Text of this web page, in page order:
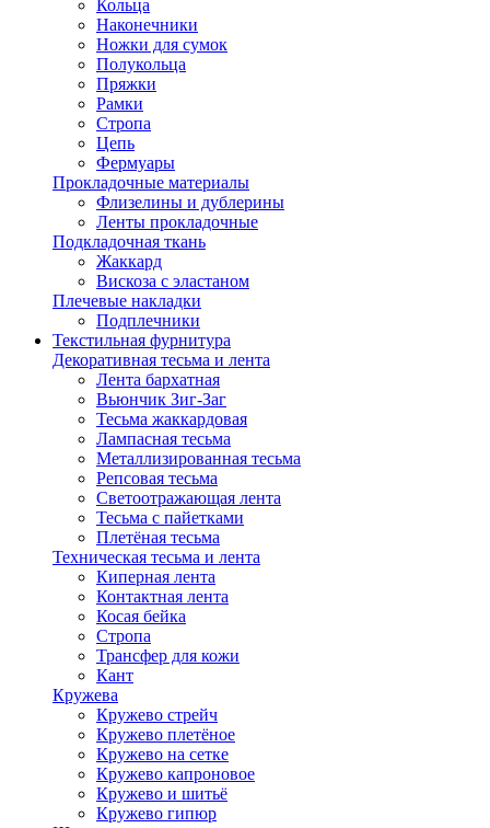
Кольца
Наконечники
Ножки для сумок
Полукольца
Пряжки
Рамки
Стропа
Цепь
Фермуары
Прокладочные материалы
Флизелины и дублерины
Ленты прокладочные
Подкладочная ткань
Жаккард
Вискоза с эластаном
Плечевые накладки
Подплечники
Текстильная фурнитура
Декоративная тесьма и лента
Лента бархатная
Вьюнчик Зиг-Заг
Тесьма жаккардовая
Лампасная тесьма
Металлизированная тесьма
Репсовая тесьма
Светоотражающая лента
Тесьма с пайетками
Плетёная тесьма
Техническая тесьма и лента
Киперная лента
Контактная лента
Косая бейка
Стропа
Трансфер для кожи
Кант
Кружева
Кружево стрейч
Кружево плетёное
Кружево на сетке
Кружево капроновое
Кружево и шитьё
Кружево гипюр